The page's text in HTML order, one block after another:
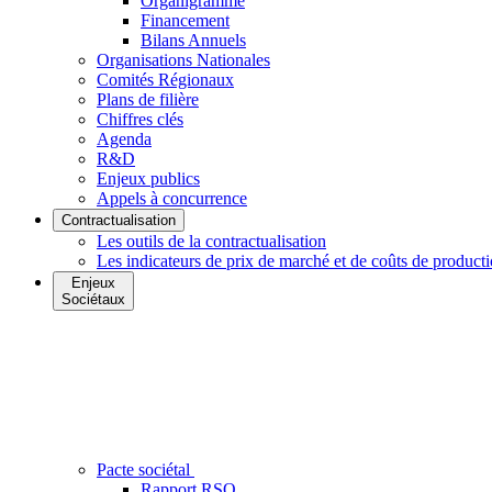
Financement
Bilans Annuels
Organisations Nationales
Comités Régionaux
Plans de filière
Chiffres clés
Agenda
R&D
Enjeux publics
Appels à concurrence
Contractualisation
Les outils de la contractualisation
Les indicateurs de prix de marché et de coûts de
Enjeux
Sociétaux
Pacte sociétal